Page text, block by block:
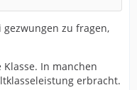
zu fragen,
In manchen
erbracht.